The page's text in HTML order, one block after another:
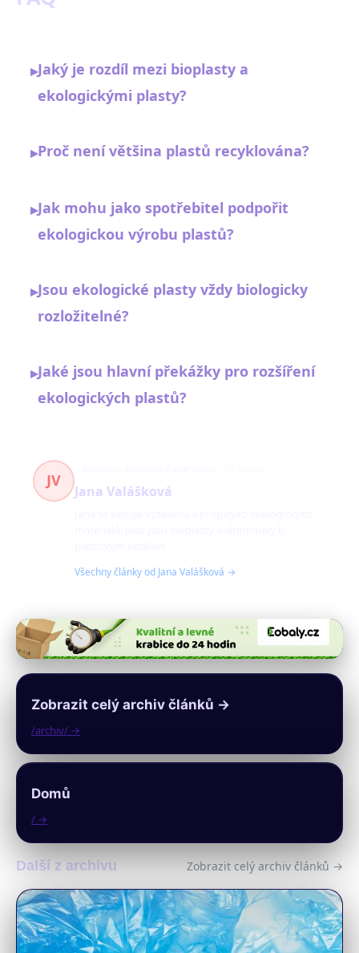
▸Jaký je rozdíl mezi bioplasty a
ekologickými plasty?
▸Proč není většina plastů recyklována?
▸Jak mohu jako spotřebitel podpořit
ekologickou výrobu plastů?
▸Jsou ekologické plasty vždy biologicky
rozložitelné?
▸Jaké jsou hlavní překážky pro rozšíření
ekologických plastů?
JV
Jana Valášková
Všechny články od Jana Valášková →
Zobrazit celý archiv článků →
/archiv/ →
Domů
/ →
Další z archivu Zobrazit celý archiv článků →